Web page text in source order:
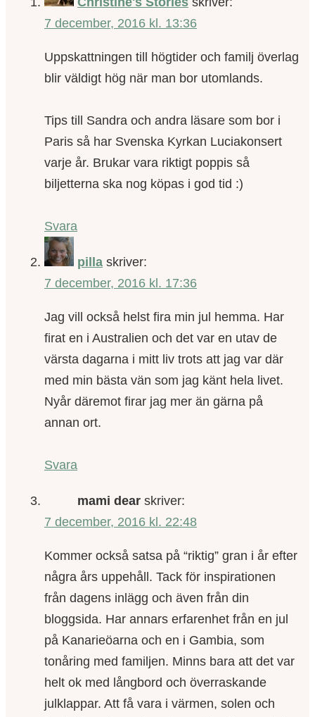
7 december, 2016 kl. 13:36
Uppskattningen till högtider och familj överlag
blir väldigt hög när man bor utomlands.
Tips till Sandra och andra läsare som bor i
Paris så har Svenska Kyrkan Luciakonsert
varje år. Brukar vara riktigt poppis så
biljetterna ska nog köpas i god tid :)
Svara
pilla skriver:
7 december, 2016 kl. 17:36
Jag vill också helst fira min jul hemma. Har
firat en i Australien och det var en utav de
värsta dagarna i mitt liv trots att jag var där
med min bästa vän som jag känt hela livet.
Nyår däremot firar jag mer än gärna på
annan ort.
Svara
mami dear skriver:
7 december, 2016 kl. 22:48
Kommer också satsa på “riktig” gran i år efter
några års uppehåll. Tack för inspirationen
från dagens inlägg och även från din
bloggsida. Har annars erfarenhet från en jul
på Kanarieöarna och en i Gambia, som
tonåring med familjen. Minns bara att det var
helt ok med långbord och överraskande
julklappar. Att få vara i värmen, solen och